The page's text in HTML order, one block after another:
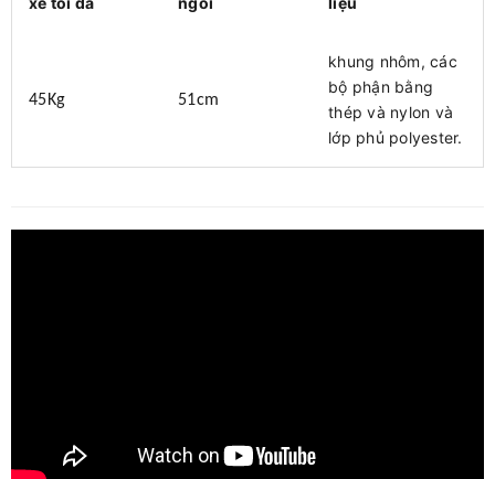
45Kg 51cm
khung nhôm, các
bộ phận bằng
thép và nylon và
lớp phủ polyester.